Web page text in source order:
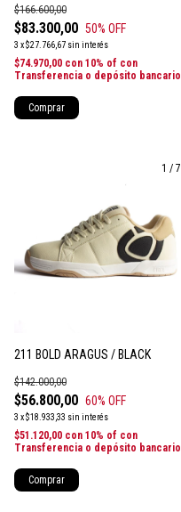
$83.300,00
$166.600,00
50% OFF
3 x$27.766,67 sin interés
$74.970,00 con 10% of con
Transferencia o depósito bancario
Comprar
1 / 7
211 BOLD ARAGUS / BLACK
$56.800,00
$142.000,00
60% OFF
3 x$18.933,33 sin interés
$51.120,00 con 10% of con
Transferencia o depósito bancario
Comprar